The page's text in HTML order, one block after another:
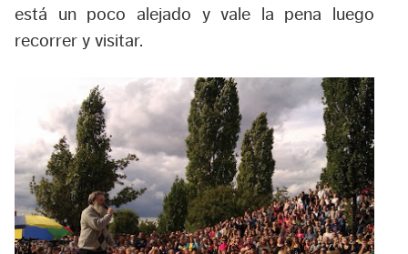
está un poco alejado y vale la pena luego
recorrer y visitar.